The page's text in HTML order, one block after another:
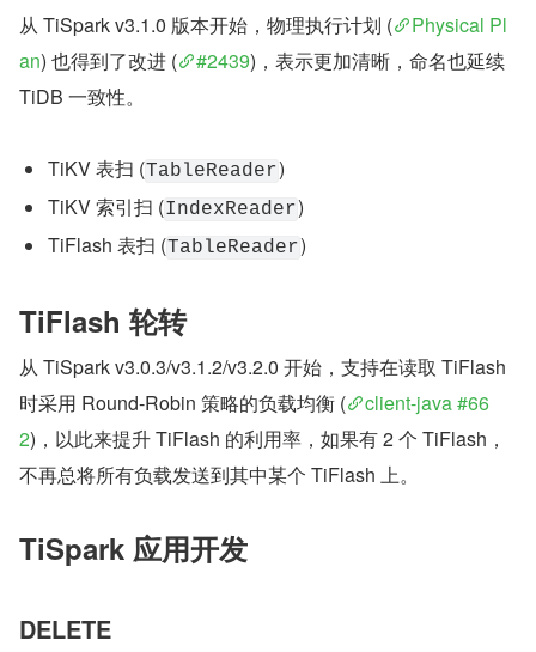
从 TiSpark v3.1.0 版本开始，物理执行计划 (
Physical Pl
an) 也得到了改进 ( #2439)，表示更加清晰，命名也延续
TiDB 一致性。
TiKV 表扫 (TableReader)
TiKV 索引扫 (IndexReader)
TiFlash 表扫 (TableReader)
TiFlash 轮转
从 TiSpark v3.0.3/v3.1.2/v3.2.0 开始，支持在读取 TiFlash
时采用 Round-Robin 策略的负载均衡 (
client-java #66
2)，以此来提升 TiFlash 的利用率，如果有 2 个 TiFlash，
不再总将所有负载发送到其中某个 TiFlash 上。
TiSpark 应用开发
DELETE